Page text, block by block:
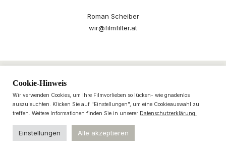
Roman Scheiber
wir@filmfilter.at
Cookie-Hinweis
Wir verwenden Cookies, um Ihre Filmvorlieben so lücken- wie gnadenlos
auszuleuchten. Klicken Sie auf "Einstellungen", um eine Cookieauswahl zu
treffen. Weitere Informationen finden Sie in unserer Datenschutzerklärung.
Einstellungen Alle akzeptieren